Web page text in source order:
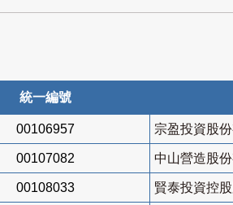
統一編號
00106957 宗盈投資股
00107082 中山營造股
00108033 賢泰投資控